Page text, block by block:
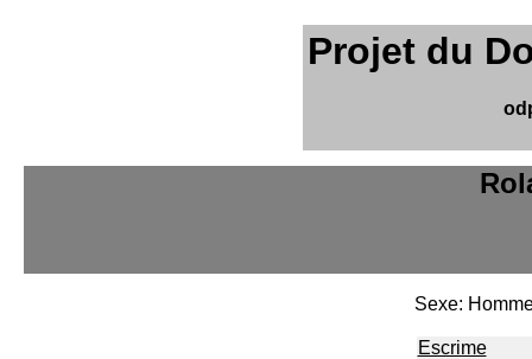
Projet du
Sexe:
Escrime